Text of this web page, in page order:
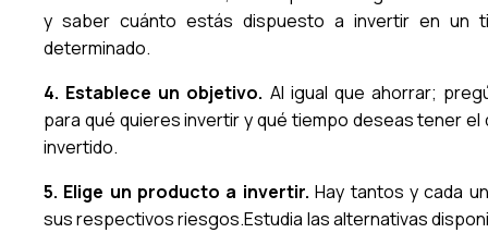
y saber cuánto estás dispuesto a invertir en un
determinado.
4. Establece un objetivo. Al igual que ahorrar;
para qué quieres invertir y qué tiempo deseas tener el
invertido.
5. Elige un producto a invertir. Hay tantos y cada
sus respectivos riesgos.Estudia las alternativas